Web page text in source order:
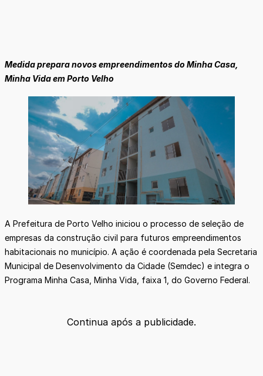
Medida prepara novos empreendimentos do Minha Casa,
Minha Vida em Porto Velho
A Prefeitura de Porto Velho iniciou o processo de seleção de
empresas da construção civil para futuros empreendimentos
habitacionais no município. A ação é coordenada pela Secretaria
Municipal de Desenvolvimento da Cidade (Semdec) e integra o
Programa Minha Casa, Minha Vida, faixa 1, do Governo Federal.
Continua após a publicidade.